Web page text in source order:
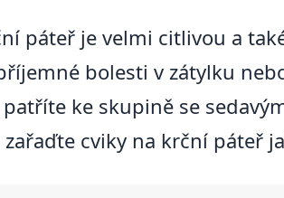
páteř je velmi citlivou a
bolesti v zátylku
patříte ke skupině se
cviky na krční páteř